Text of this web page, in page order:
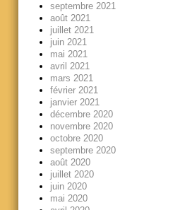
septembre 2021
août 2021
juillet 2021
juin 2021
mai 2021
avril 2021
mars 2021
février 2021
janvier 2021
décembre 2020
novembre 2020
octobre 2020
septembre 2020
août 2020
juillet 2020
juin 2020
mai 2020